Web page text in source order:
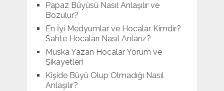
Papaz Büyüsü Nasıl Anlaşılır ve
Bozulur?
En İyi Medyumlar ve Hocalar Kimdir?
Sahte Hocaları Nasıl Anlarız?
Muska Yazan Hocalar Yorum ve
Şikayetleri
Kişide Büyü Olup Olmadığı Nasıl
Anlaşılır?